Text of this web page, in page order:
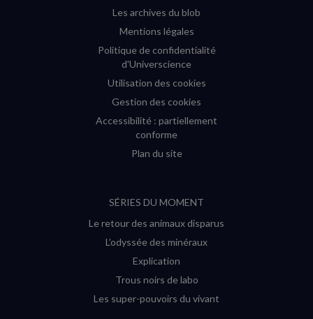
Les archives du blob
Mentions légales
Politique de confidentialité
d'Universcience
Utilisation des cookies
Gestion des cookies
Accessibilité : partiellement
conforme
Plan du site
SÉRIES DU MOMENT
Le retour des animaux disparus
L’odyssée des minéraux
Explication
Trous noirs de labo
Les super-pouvoirs du vivant